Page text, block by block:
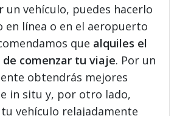
un vehículo, puedes hacerlo
en línea o en el aeropuerto
que alquiles el
comenzar tu viaje. Por un
obtendrás mejores
in situ y, por otro lado,
vehículo relajadamente